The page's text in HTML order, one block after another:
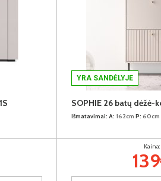
YRA SANDĖLYJE
SOPHIE 26 batų dėžė-
Išmatavimai: A: 162cm P: 60cm
Kaina: